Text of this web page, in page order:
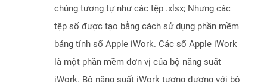
chúng tương tự như các tệp .xlsx; Nhưng các
tệp số được tạo bằng cách sử dụng phần mềm
bảng tính số Apple iWork. Các số Apple iWork
là một phần mềm đơn vị của bộ năng suất
iWork. Bộ năng suất iWork tương đương với bộ